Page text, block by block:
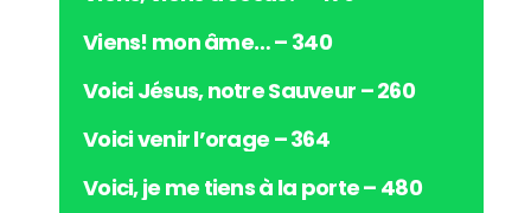
Viens! mon âme… – 340
Voici Jésus, notre Sauveur – 260
Voici venir l’orage – 364
Voici, je me tiens à la porte – 480